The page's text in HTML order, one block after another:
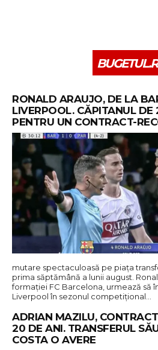
RONALD ARAUJO, DE LA
LIVERPOOL. CĂPITANUL DE
PENTRU UN CONTRACT-
mutare spectaculoasă pe piața
prima săptămână a lunii august.
formației FC Barcelona, urmează să
Liverpool în sezonul competițional…
ADRIAN MAZILU,
20 DE ANI. TRANSFERUL
COSTA O AVERE